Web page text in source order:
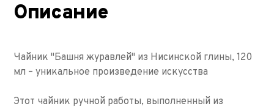
Описание
Чайник "Башня журавлей" из Нисинской глины, 120
мл – уникальное произведение искусства
Этот чайник ручной работы, выполненный из